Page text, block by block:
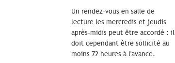
Un rendez-vous en salle de
lecture les mercredis et jeudis
après-midis peut être accordé : il
doit cependant être sollicité au
moins 72 heures à l'avance.